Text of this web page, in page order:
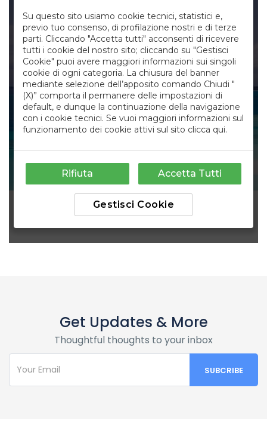
Get Updates & More
Thoughtful thoughts to your inbox